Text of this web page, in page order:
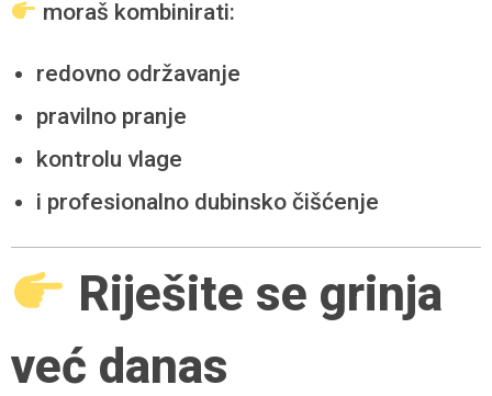
moraš kombinirati:
redovno održavanje
pravilno pranje
kontrolu vlage
i profesionalno dubinsko čišćenje
Riješite se grinja
već danas